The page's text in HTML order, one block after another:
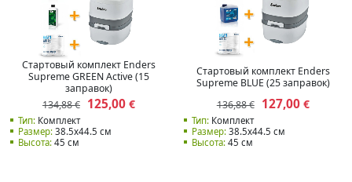
Стартовый комплект Enders
Supreme GREEN Active (15
заправок)
134,88 € 125,00 €
Тип:Комплект
Размер:38.5x44.5 см
Высота:45 см
Стартовый комплект Enders
Supreme BLUE (25 заправок)
136,88 €
127,00€
Тип: Комплект
Размер: 38.5x44.5 см
Высота: 45 см